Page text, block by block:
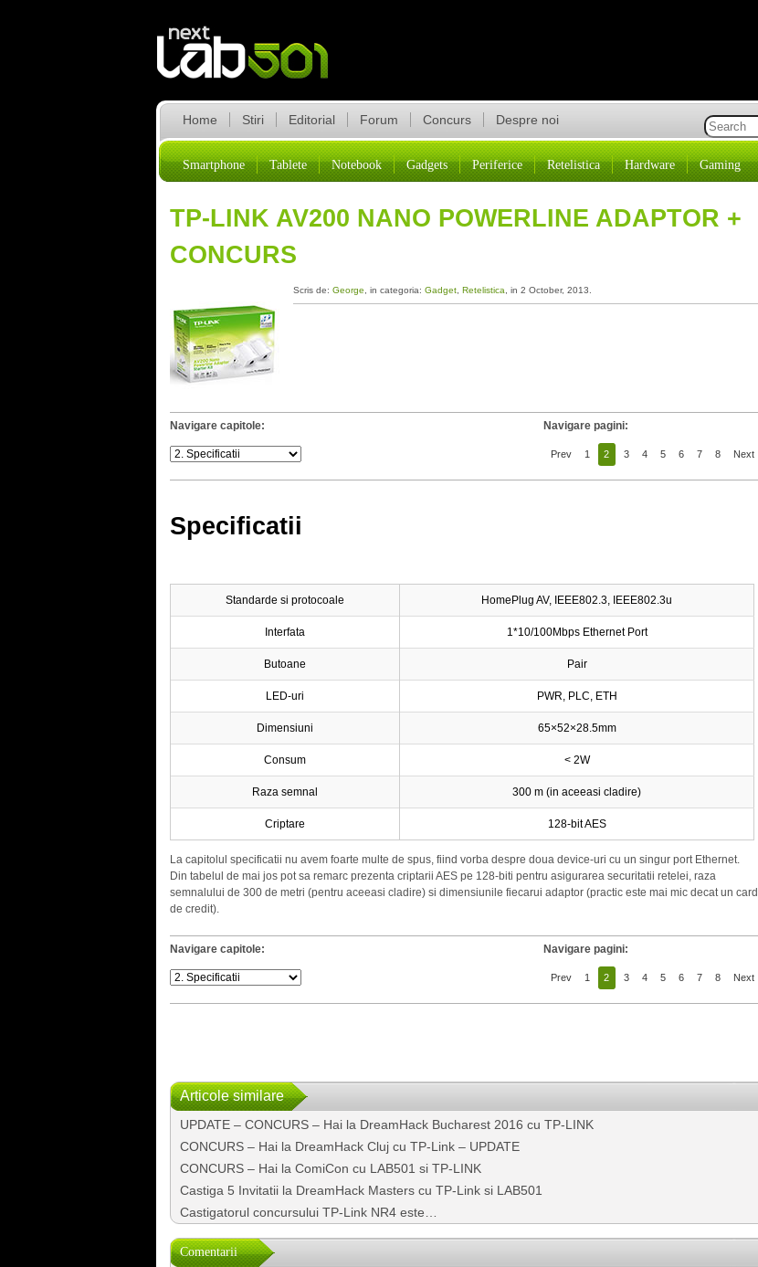
Home Stiri Editorial Forum Concurs Despre noi
Smartphone Tablete Notebook Gadgets Periferice Retelistica Hardware Gaming
TP-LINK AV200 NANO POWERLINE ADAPTOR +
CONCURS
Scris de: George , in categoria: Gadget Retelistica , in 2 October, 2013.
Navigare capitole: Navigare pagini:
Prev 1 2 3 4 5 6 7 8 Next
Specificatii
Standarde si protocoale HomePlug AV, IEEE802.3, IEEE802.3u
Interfata 1*10/100Mbps Ethernet Port
Butoane Pair
LED-uri PWR, PLC, ETH
Dimensiuni 65×52×28.5mm
Consum < 2W
Raza semnal 300 m (in aceeasi cladire)
Criptare 128-bit AES
La capitolul specificatii nu avem foarte multe de spus, fiind vorba despre doua device-uri cu un singur port Ethernet.
Din tabelul de mai jos pot sa remarc prezenta criptarii AES pe 128-biti pentru asigurarea securitatii retelei, raza
semnalului de 300 de metri (pentru aceeasi cladire) si dimensiunile fiecarui adaptor (practic este mai mic decat un card
de credit).
Navigare capitole: Navigare pagini:
Prev 1 2 3 4 5 6 7 8 Next
Articole similare
UPDATE – CONCURS – Hai la DreamHack Bucharest 2016 cu TP-LINK
CONCURS – Hai la DreamHack Cluj cu TP-Link – UPDATE
CONCURS – Hai la ComiCon cu LAB501 si TP-LINK
Castiga 5 Invitatii la DreamHack Masters cu TP-Link si LAB501
Castigatorul concursului TP-Link NR4 este…
Comentarii